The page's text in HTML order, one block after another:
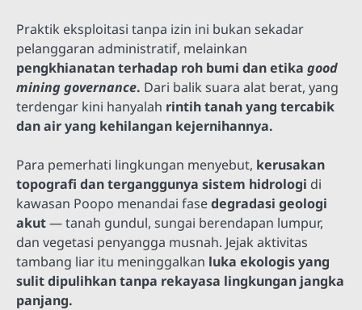
Praktik eksploitasi tanpa izin ini bukan sekadar
pelanggaran administratif, melainkan
pengkhianatan terhadap roh bumi dan etika good
mining governance. Dari balik suara alat berat, yang
terdengar kini hanyalah rintih tanah yang tercabik
dan air yang kehilangan kejernihannya.
Para pemerhati lingkungan menyebut, kerusakan
topografi dan terganggunya sistem hidrologi di
kawasan Poopo menandai fasedegradasi geologi
akut— tanah gundul, sungai berendapan lumpur,
dan vegetasi penyangga musnah. Jejak aktivitas
tambang liar itu meninggalkan luka ekologis yang
sulit dipulihkan tanpa rekayasa lingkungan jangka
panjang.